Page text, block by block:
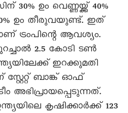
30% ഉം വെണ്ണയ്ക്ക് 40%
ഉം തീരുവയുണ്ട്. ഇത്
ട്രംപിന്റെ ആവശ്യം.
2.5 കോടി ടൺ
ഇറക്കുമതി
സ്റ്റേറ്റ് ബാങ്ക് ഓഫ്
അഭിപ്രായപ്പെടുന്നത്.
കൃഷിക്കാർക്ക് 123